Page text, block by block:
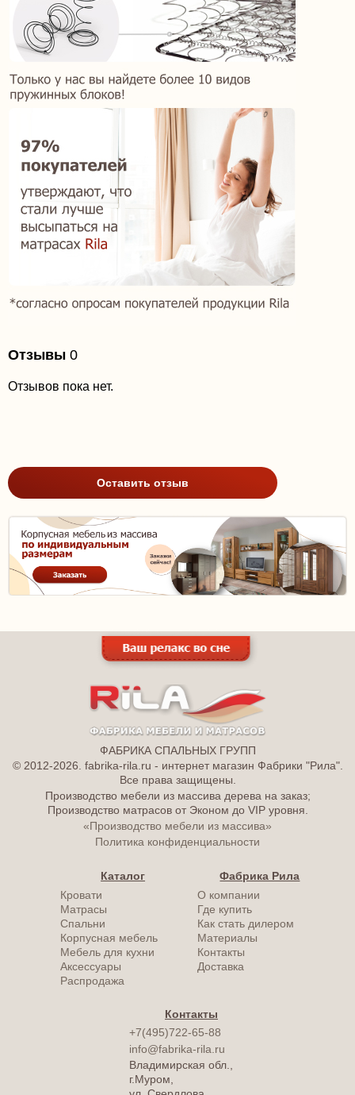
Отзывы 0
Отзывов пока нет.
Оставить отзыв
ФАБРИКА СПАЛЬНЫХ ГРУПП
© 2012-2026. fabrika-rila.ru - интернет магазин Фабрики "Рила".
Все права защищены.
Производство мебели из массива дерева на заказ;
Производство матрасов от Эконом до VIP уровня.
«Производство мебели из массива»
Политика конфиденциальности
Каталог
Кровати
Матрасы
Спальни
Корпусная мебель
Мебель для кухни
Аксессуары
Распродажа
Фабрика Рила
О компании
Где купить
Как стать дилером
Материалы
Контакты
Доставка
Контакты
+7(495)722-65-88
info@fabrika-rila.ru
Владимирская обл.,
г.Муром,